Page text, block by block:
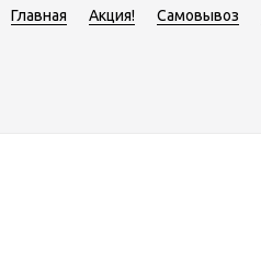
Главная Акция! Самовывоз